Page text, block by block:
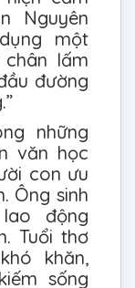
Nguyên
một
lấm
đường
những
văn học
con ưu
Ông sinh
động
Tuổi thơ
khăn,
sống